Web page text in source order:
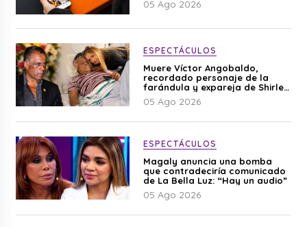
05 Ago 2026
ESPECTÁCULOS
Muere Víctor Angobaldo,
recordado personaje de la
farándula y expareja de Shirley
Cherres
05 Ago 2026
ESPECTÁCULOS
Magaly anuncia una bomba
que contradeciría comunicado
de La Bella Luz: “Hay un audio”
05 Ago 2026